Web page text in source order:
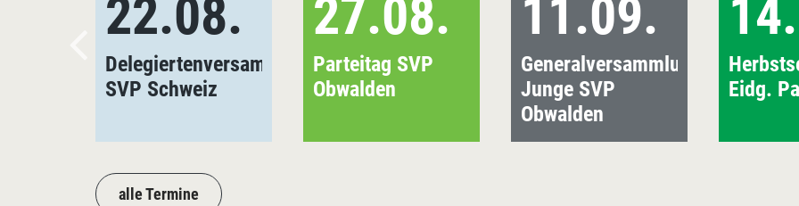
22.08.
Delegiertenversammlung
SVP Schweiz
27.08.
Parteitag SVP
Obwalden
11.09.
Generalversammlung
Junge SVP
Obwalden
Eidg.
alle Termine